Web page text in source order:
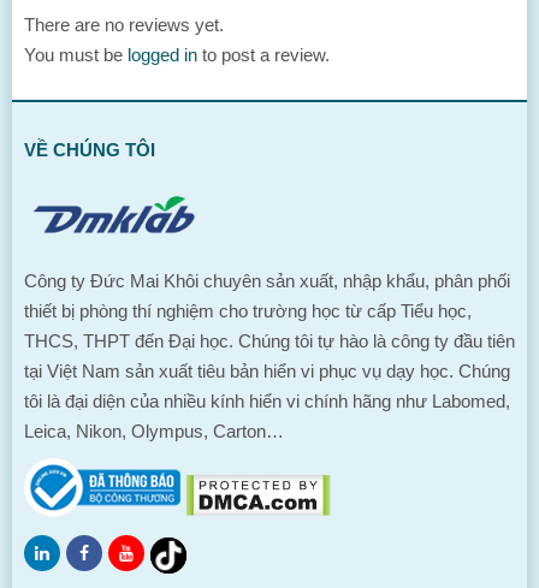
There are no reviews yet.
You must be logged in to post a review.
VỀ CHÚNG TÔI
Công ty Đức Mai Khôi chuyên sản xuất, nhập khẩu, phân phối
thiết bị phòng thí nghiệm cho trường học từ cấp Tiểu học,
THCS, THPT đến Đại học. Chúng tôi tự hào là công ty đầu tiên
tại Việt Nam sản xuất tiêu bản hiển vi phục vụ dạy học. Chúng
tôi là đại diện của nhiều kính hiển vi chính hãng như Labomed,
Leica, Nikon, Olympus, Carton…